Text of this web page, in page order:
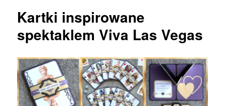
o
Kartki inspirowane
spektaklem Viva Las Vegas